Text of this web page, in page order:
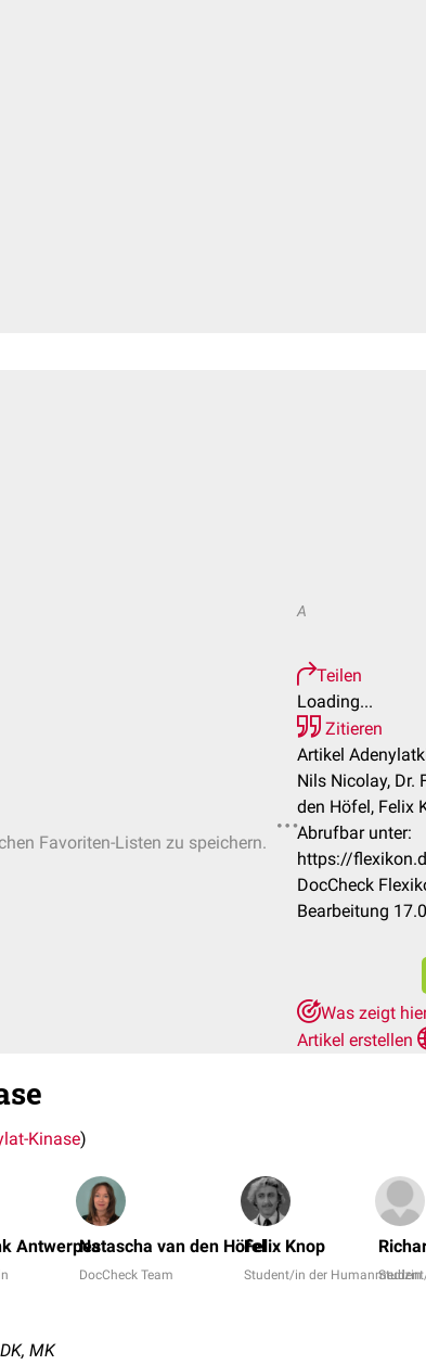
Favoriten-Listen zu speichern.
A
Teilen
Loading...
Zitieren
Artikel
Nils Nicolay, Dr.
den Höfel, Felix
Abrufbar unter:
https://
DocCheck
Bearbeitung
Was zeigt
Artikel erstellen
Kinase)
AntwerpesNatascha van den Höfel
DocCheck Team
Felix Knop
Student/in der Humanmedizin
MK